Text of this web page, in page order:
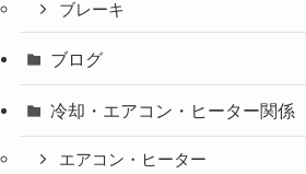
ブレーキ
ブログ
冷却・エアコン・ヒーター関係
エアコン・ヒーター